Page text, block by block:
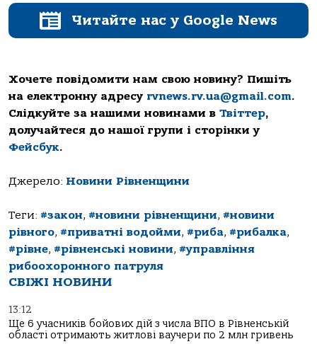
Читайте нас у Google News
Хочете повідомити нам свою новину? Пишіть
на електронну адресу rvnews.rv.ua@gmail.com.
Слідкуйте за нашими новинами в Твіттер,
долучайтеся до нашої групи і сторінки у
Фейсбук.
Джерело: Новини Рівненщини
Теги: #закон, #новини рівненщини, #новини
рівного, #приватні водойми, #риба, #рибалка,
#рівне, #рівненські новини, #управління
рибоохоронного патруля
СВІЖІ НОВИНИ
13:12
Ще 6 учасників бойових дій з числа ВПО в Рівненській
області отримають житлові ваучери по 2 млн гривень